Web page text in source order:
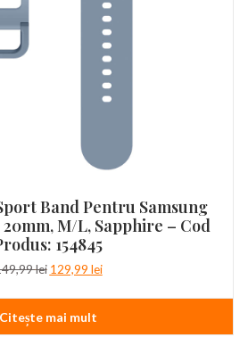
Band Pentru Samsung
20mm, M/L, Sapphire – Cod
154845
lei Prețul
a
fost:
149,99 lei.
129,99 leiPrețul
este:
Citește mai mult